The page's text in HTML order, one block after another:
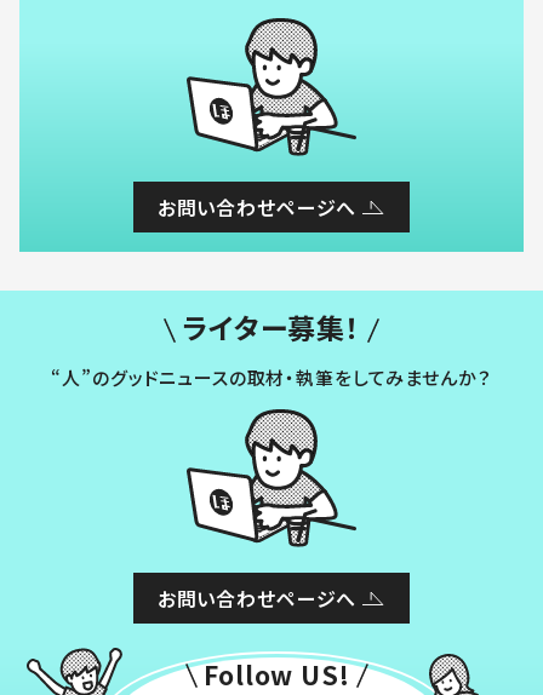
お問い合わせページへ
ライター募集！
“人”のグッドニュースの取材・執筆をしてみませんか？
お問い合わせページへ
Follow US!